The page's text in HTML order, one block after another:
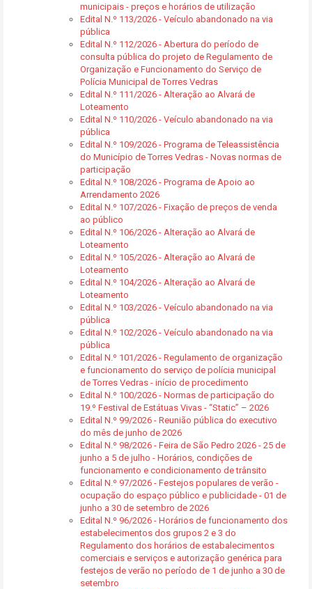
municipais - preços e horários de utilização
Edital N.º 113/2026 - Veículo abandonado na via
pública
Edital N.º 112/2026 - Abertura do período de
consulta pública do projeto de Regulamento de
Organização e Funcionamento do Serviço de
Polícia Municipal de Torres Vedras
Edital N.º 111/2026 - Alteração ao Alvará de
Loteamento
Edital N.º 110/2026 - Veículo abandonado na via
pública
Edital N.º 109/2026 - Programa de Teleassistência
do Município de Torres Vedras - Novas normas de
participação
Edital N.º 108/2026 - Programa de Apoio ao
Arrendamento 2026
Edital N.º 107/2026 - Fixação de preços de venda
ao público
Edital N.º 106/2026 - Alteração ao Alvará de
Loteamento
Edital N.º 105/2026 - Alteração ao Alvará de
Loteamento
Edital N.º 104/2026 - Alteração ao Alvará de
Loteamento
Edital N.º 103/2026 - Veículo abandonado na via
pública
Edital N.º 102/2026 - Veículo abandonado na via
pública
Edital N.º 101/2026 - Regulamento de organização
e funcionamento do serviço de polícia municipal
de Torres Vedras - início de procedimento
Edital N.º 100/2026 - Normas de participação do
19.º Festival de Estátuas Vivas - “Static” – 2026
Edital N.º 99/2026 - Reunião pública do executivo
do mês de junho de 2026
Edital N.º 98/2026 - Feira de São Pedro 2026 - 25 de
junho a 5 de julho - Horários, condições de
funcionamento e condicionamento de trânsito
Edital N.º 97/2026 - Festejos populares de verão -
ocupação do espaço público e publicidade - 01 de
junho a 30 de setembro de 2026
Edital N.º 96/2026 - Horários de funcionamento dos
estabelecimentos dos grupos 2 e 3 do
Regulamento dos horários de estabalecimentos
comerciais e serviços e autorização genérica para
festejos de verão no período de 1 de junho a 30 de
setembro